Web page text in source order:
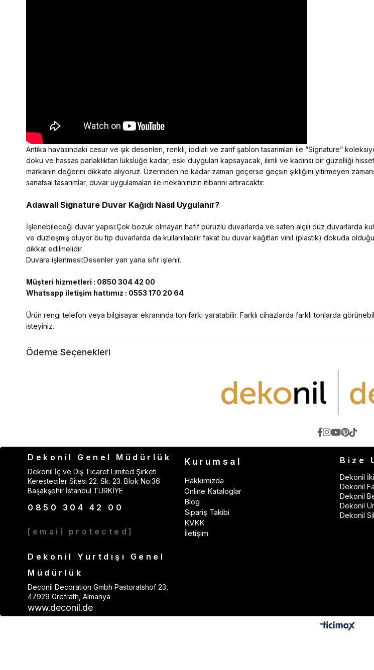
Antika havasındaki cesur ve şık desenleri, renkli, iddialı ve zarif şablon tasarımları ile “Signature”
doku ve hassas parlaklıktan lükslüğe kadar, eski duyguları kapsayacak, ılımlı ve kadınsı bir güzelliği
markanın değerini dikkate alıyoruz. Üzerinden ne kadar zaman geçerse geçsin şıklığını yitirmeyen
sanatsal tasarımlar, duvar uygulamaları ile mekânınızın itibarını artıracaktır.
Adawall Signature Duvar Kağıdı Nasıl Uygulanır?
İşlenebileceği duvar yapısı:Çok bozuk olmayan hafif pürüzlü duvarlarda ve saten alçılı düz duvarlarda
ve düzleşmiş oluyor bu tip duvarlarda da kullanılabilir fakat bu duvar kağıtları vinil (plastik) dokuda
dikkat edilmelidir.
Duvara işlenmesi:Desenler yan yana sıfır işlenir.
Müşteri hizmetleri : 0850 304 42 00
Whatsapp iletişim hattımız : 0553 170 20 64
Ürün rengi telefon veya bilgisayar ekranında ton farkı yaratabilir. Farklı cihazlarda farklı tonlarda
isteyiniz.
Ödeme Seçenekleri
Dekonil Genel Müdürlük
Dekonil İç ve Dış Ticaret Limited Şirketi
Keresteciler Sitesi 22. Sk. 23. Blok No:36
Başakşehir İstanbul TÜRKİYE
0850 304 42 00
[email protected]
Dekonil Yurtdışı Genel
Müdürlük
Deconil Decoration Gmbh Pastoratshof 23,
47929 Grefrath, Almanya
www.deconil.de
Kurumsal
Hakkımızda
Online Kataloglar
Blog
Sipariş Takibi
KVKK
İletişim
Bize
Dekonil
Dekonil
Dekonil
Dekonil
Dekonil